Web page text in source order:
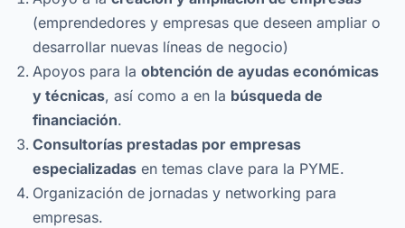
(emprendedores y empresas que deseen ampliar o
desarrollar nuevas líneas de negocio)
Apoyos para la obtención de ayudas económicas
y técnicas, así como a en la búsqueda de
financiación.
Consultorías prestadas por empresas
especializadas en temas clave para la PYME.
Organización de jornadas y networking para
empresas.